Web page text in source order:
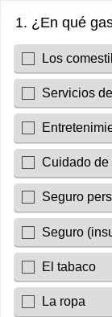
1. ¿En qué
Los
Servicios
Cuidado de
Seguro
Seguro
El tabaco
La ropa